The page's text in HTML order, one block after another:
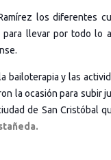
los diferentes
para llevar por todo lo
bailoterapia y las
la ocasión para subir
de San Cristóbal